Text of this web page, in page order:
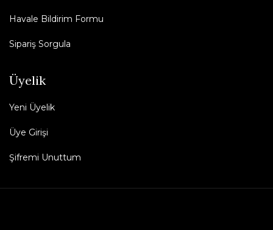
Havale Bildirim Formu
Sipariş Sorgula
Üyelik
Yeni Üyelik
Üye Girişi
Şifremi Unuttum